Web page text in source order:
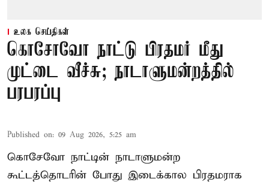
உலக செய்திகள்
கொசோவோ நாட்டு பிரதமர் மீது
முட்டை வீச்சு; நாடாளுமன்றத்தில்
பரபரப்பு
Published on: 09 Aug 2026, 5:25 am
கொசேவோ நாட்டின் நாடாளுமன்ற
கூட்டத்தொடரின் போது இடைக்கால பிரதமராக